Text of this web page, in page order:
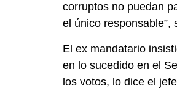
corruptos no puedan
el único responsable”,
El ex mandatario
en lo sucedido en el
los votos, lo dice el